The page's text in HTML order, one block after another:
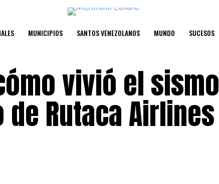
MUNICIPIOS SANTOS VENEZOLANOS MUNDO SUCESOS
vivió el sismo
Rutaca Airlines